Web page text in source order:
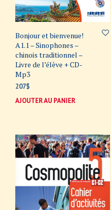
Bonjour et bienvenue!
A1.1 – Sinophones –
chinois traditionnel –
Livre de l’élève + CD-
Mp3
207$
AJOUTER AU PANIER